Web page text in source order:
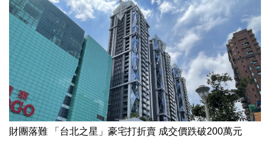
財團落難 「台北之星」豪宅打折賣 成交價跌破200萬元